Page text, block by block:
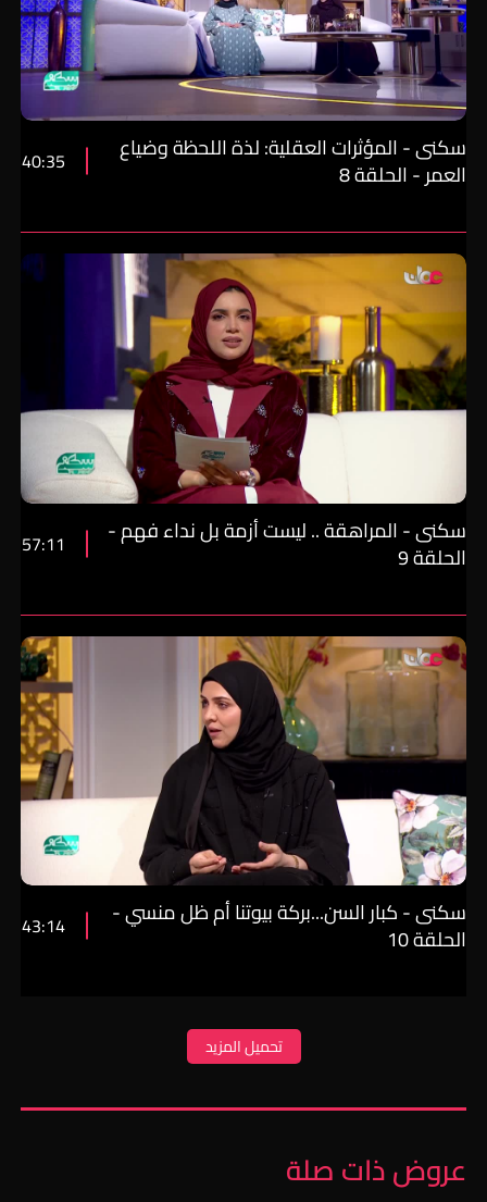
سكنى - المؤثرات العقلية: لذة اللحظة وضياع
العمر - الحلقة 8 40:35
سكنى - المراهقة .. ليست أزمة بل نداء فهم -
الحلقة 9 57:11
سكنى - كبار السن...بركة بيوتنا أم ظل منسي -
الحلقة 10 43:14
تحميل المزيد
عروض ذات صلة